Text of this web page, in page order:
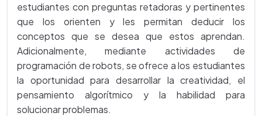
estudiantes con preguntas retadoras y pertinentes
que los orienten y les permitan deducir los
conceptos que se desea que estos aprendan.
Adicionalmente, mediante actividades de
programación de robots, se ofrece a los estudiantes
la oportunidad para desarrollar la creatividad, el
pensamiento algorítmico y la habilidad para
solucionar problemas.